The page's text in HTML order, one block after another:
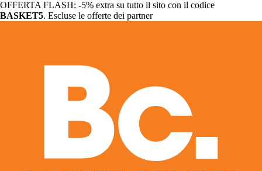
OFFERTA FLASH: -5% extra su tutto il sito con il codice
BASKET5. Escluse le offerte dei partner